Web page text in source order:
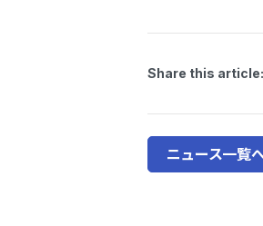
Share this article:
ニュース一覧